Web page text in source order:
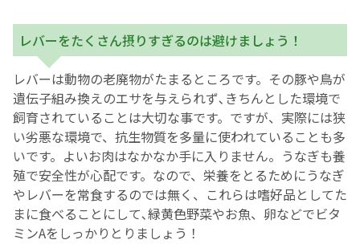
レバーをたくさん摂りすぎるのは避けましょう！
レバーは動物の老廃物がたまるところです。その豚や鳥が
遺伝子組み換えのエサを与えられず､きちんとした環境で
飼育されていることは大切な事です。ですが、実際には狭
い劣悪な環境で、抗生物質を多量に使われていることも多
いです。よいお肉はなかなか手に入りません。うなぎも養
殖で安全性が心配です。なので、栄養をとるためにうなぎ
やレバーを常食するのでは無く、これらは嗜好品としてた
まに食べることにして､緑黄色野菜やお魚、卵などでビタ
ミンAをしっかりとりましょう！